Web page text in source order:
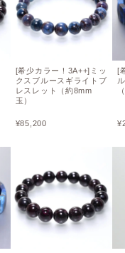
[希少カラー！3A++]ミッ
クスブルースギライトブ
レスレット（約8mm
玉）
¥85,200
[
¥